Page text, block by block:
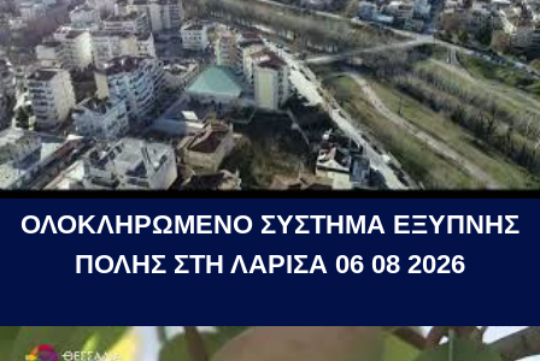
ΟΛΟΚΛΗΡΩΜΕΝΟ ΣΥΣΤΗΜΑ ΕΞΥΠΝΗΣ
ΠΟΛΗΣ ΣΤΗ ΛΑΡΙΣΑ 06 08 2026